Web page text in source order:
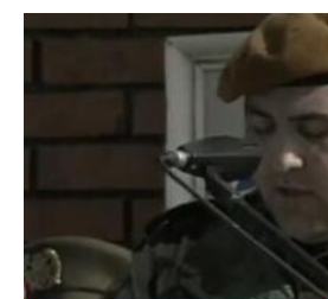
DRAMA ZBOG LJUBAVNE PRIČE
Zbog svadbe trudne
proradio nacionalizam!